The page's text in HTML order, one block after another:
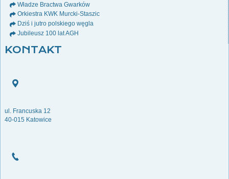
Władze Bractwa Gwarków
Orkiestra KWK Murcki-Staszic
Dziś i jutro polskiego węgla
Jubileusz 100 lat AGH
KONTAKT
ul. Francuska 12
40-015 Katowice